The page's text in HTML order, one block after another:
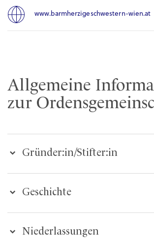
www.barmherzigeschwestern-wien.at
Allgemeine
zur
Gründer:in/Stifter:in
Geschichte
Niederlassungen